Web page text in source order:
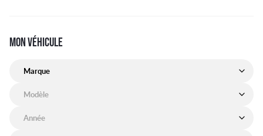
MON VÉHICULE